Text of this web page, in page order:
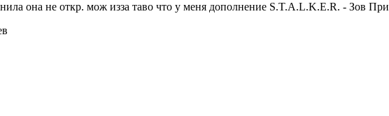
она не откр. мож изза таво что у меня дополнение S.T.A.L.K.E.R. - Зов